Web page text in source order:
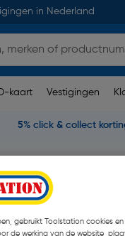
in Nederland
kaart Vestigingen
5% click & collect
PH2
gebruikt Toolstation cookies
de werking van de website,